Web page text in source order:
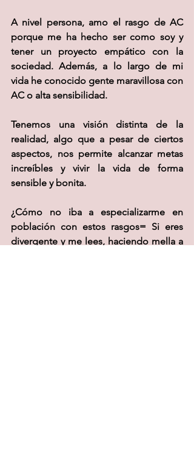
A nivel persona, amo el rasgo de AC
porque me ha hecho ser como soy y
tener un proyecto empático con la
sociedad. Además, a lo largo de mi
vida he conocido gente maravillosa con
AC o alta sensibilidad.
Tenemos una visión distinta de la
realidad, algo que a pesar de ciertos
aspectos, nos permite alcanzar metas
increíbles y vivir la vida de forma
sensible y bonita.
¿Cómo no iba a especializarme en
población con estos rasgos= Si eres
divergente y me lees, haciendo mella a